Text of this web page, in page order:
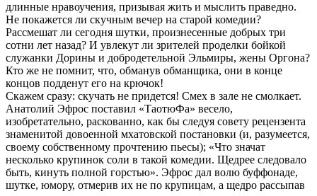
длинные нравоучения, призывая жить и мыслить праведно.
Не покажется ли скучным вечер на старой комедии?
Рассмешат ли сегодня шутки, произнесенные добрых три
сотни лет назад? И увлекут ли зрителей проделки бойкой
служанки Дорины и добродетельной Эльмиры, жены Оргона?
Кто же не помнит, что, обманув обманщика, они в конце
концов подденут его на крючок!
Скажем сразу: скучать не придется! Смех в зале не смолкает.
Анатолий Эфрос поставил «ТаотюФа» весело,
изобретательно, раскованно, как бы следуя совету рецензента
знаменитой довоенной мхатовской постановки (и, разумеется,
своему собственному прочтению пьесы); «Что значат
несколько крупинок соли в такой комедии. Щедрее следовало
быть, кинуть полной горстью». Эфрос дал волю буффонаде,
шутке, юмору, отмерив их не по крупицам, а щедро рассыпав